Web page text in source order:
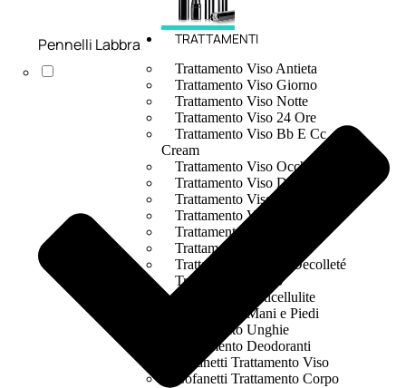
TRATTAMENTI
Trattamento Viso Antieta
Trattamento Viso Giorno
Trattamento Viso Notte
Trattamento Viso 24 Ore
Trattamento Viso Bb E Cc
Cream
Trattamento Viso Occhi
Trattamento Viso Detergenza
Trattamento Viso Maschere
Trattamento Viso Idratante
Trattamento Viso Labbra
Trattamento Viso Sieri
Trattamento Collo e Decolleté
Trattamento Corpo
Trattamento Anticellulite
Trattamento Mani e Piedi
Trattamento Unghie
Trattamento Deodoranti
Cofanetti Trattamento Viso
Cofanetti Trattamento Corpo
Pennelli Labbra